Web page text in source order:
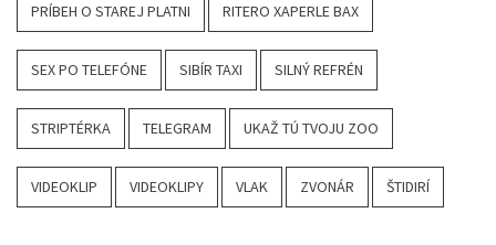
PRÍBEH O STAREJ PLATNI RITERO XAPERLE BAX
SEX PO TELEFÓNE SIBÍR TAXI SILNÝ REFRÉN
STRIPTÉRKA TELEGRAM UKAŽ TÚ TVOJU ZOO
VIDEOKLIP VIDEOKLIPY VLAK ZVONÁR ŠTIDIRÍ